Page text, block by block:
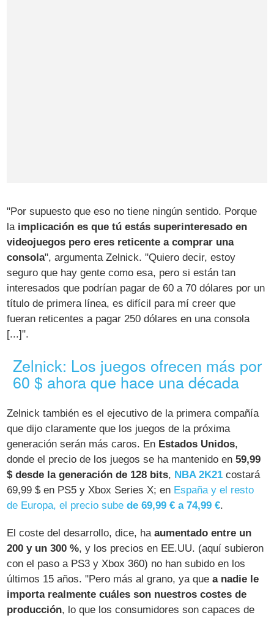
"Por supuesto que eso no tiene ningún sentido. Porque
la implicación es que tú estás superinteresado en
videojuegos pero eres reticente a comprar una
consola", argumenta Zelnick. "Quiero decir, estoy
seguro que hay gente como esa, pero si están tan
interesados que podrían pagar de 60 a 70 dólares por un
título de primera línea, es difícil para mí creer que
fueran reticentes a pagar 250 dólares en una consola
[...]".
Zelnick: Los juegos ofrecen más por
60 $ ahora que hace una década
Zelnick también es el ejecutivo de la primera compañía
que dijo claramente que los juegos de la próxima
generación serán más caros. En Estados Unidos,
donde el precio de los juegos se ha mantenido en59,99
$ desde la generación de 128 bits, NBA 2K21 costará
69,99 $ en PS5 y Xbox Series X; en España y el resto
de Europa, el precio subede 69,99 € a 74,99 €.
El coste del desarrollo, dice, haaumentado entre un
200 y un 300 %, y los precios en EE.UU. (aquí subieron
con el paso a PS3 y Xbox 360) no han subido en los
últimos 15 años. "Pero más al grano, ya que a nadie le
importa realmente cuáles son nuestros costes de
producción, lo que los consumidores son capaces de